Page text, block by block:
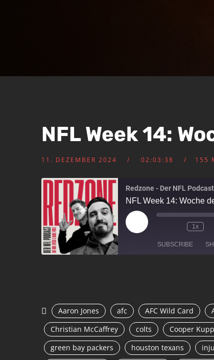
NFL Week 14:
11. DEZEMBER 2024 02:03:38 155
Redzone - Der NFL Podcast
NFL Week 14: Woche
1x
SUBSCRIBE
EMBED
Aaron Jones afc AFC Wild Card
Christian McCaffrey
colts Cooper Kupp
green bay packers
houston texans